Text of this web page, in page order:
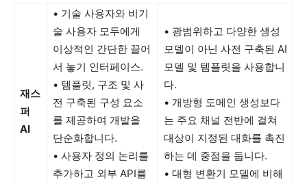
재스
퍼
AI
• 기술 사용자와 비기
술 사용자 모두에게
이상적인 간단한 끌어
서 놓기 인터페이스.
• 템플릿, 구조 및 사
전 구축된 구성 요소
를 제공하여 개발을
단순화합니다.
• 사용자 정의 논리를
추가하고 외부 API를
• 광범위하고 다양한 생성
모델이 아닌 사전 구축된 AI
모델 및 템플릿을 사용합니
다.
• 개방형 도메인 생성보다
는 주요 채널 전반에 걸쳐
대상이 지정된 대화를 촉진
하는 데 중점을 둡니다.
• 대형 변환기 모델에 비해